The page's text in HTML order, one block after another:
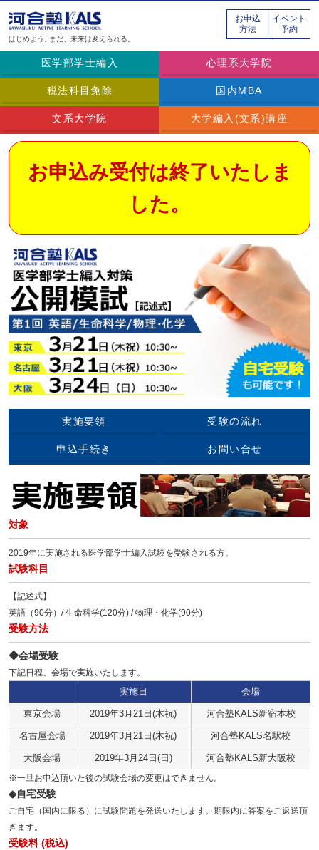
はじめよう。まだ、未来は変えられる。
お申込
方法
イベント
予約
医学部学士編入 心理系大学院
税法科目免除 国内MBA
文系大学院 大学編入(文系)講座
お申込み受付は終了いたしま
した。
実施要領 受験の流れ
申込手続き お問い合せ
対象
2019年に実施される医学部学士編入試験を受験される方。
試験科目
【記述式】
英語（90分）/ 生命科学(120分) / 物理・化学(90分)
受験方法
◆会場受験
下記日程、会場で実施いたします。
実施日 会場
東京会場 2019年3月21日(木祝) 河合塾KALS新宿本校
名古屋会場 2019年3月21日(木祝) 河合塾KALS名駅校
大阪会場 2019年3月24日(日) 河合塾KALS新大阪校
※一旦お申込頂いた後の試験会場の変更はできません。
◆自宅受験
ご自宅（国内に限る）に試験問題を発送いたします。期限内に答案をご返送頂
きます。
受験料 (税込)